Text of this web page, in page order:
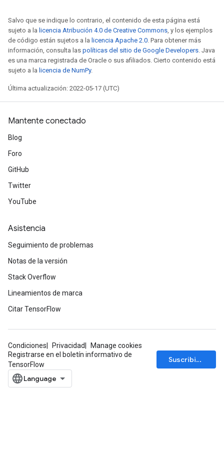
Salvo que se indique lo contrario, el contenido de esta página está
sujeto a la licencia Atribución 4.0 de Creative Commons, y los ejemplos
de código están sujetos a la licencia Apache 2.0. Para obtener más
información, consulta las políticas del sitio de Google Developers. Java
es una marca registrada de Oracle o sus afiliados. Cierto contenido está
sujeto a la licencia de NumPy.
Última actualización: 2022-05-17 (UTC)
Mantente conectado
Blog
Foro
GitHub
Twitter
YouTube
Asistencia
Seguimiento de problemas
Notas de la versión
Stack Overflow
Lineamientos de marca
Citar TensorFlow
Condiciones Privacidad
Manage cookies
Registrarse en el boletín informativo de
TensorFlow
Suscribirse